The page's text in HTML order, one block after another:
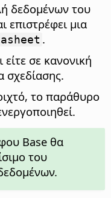
δεδομένων του
επιστρέφει μια
.
σε κανονική
σχεδίασης.
το παράθυρο
Base θα
του